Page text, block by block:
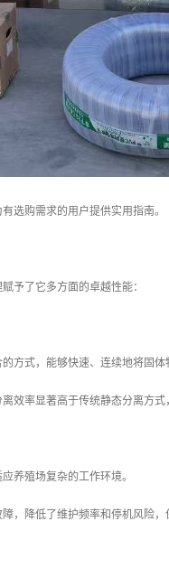
选购需求的用户提供实用指南。
予了它多方面的卓越性能：
方式，能够快速、连续地将固体
效率显著高于传统静态分离方
养殖场复杂的工作环境。
，降低了维护频率和停机风险，